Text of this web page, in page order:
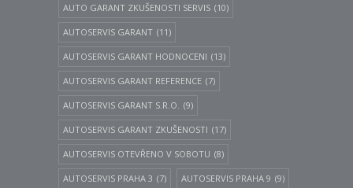
AUTO GARANT ZKUŠENOSTI SERVIS (10)
AUTOSERVIS GARANT (11)
AUTOSERVIS GARANT HODNOCENI (13)
AUTOSERVIS GARANT REFERENCE (7)
AUTOSERVIS GARANT S.R.O. (9)
AUTOSERVIS GARANT ZKUŠENOSTI (17)
AUTOSERVIS OTEVŘENO V SOBOTU (8)
AUTOSERVIS PRAHA 3 (7) AUTOSERVIS PRAHA 9 (9)